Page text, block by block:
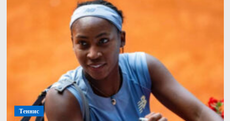
Теннис